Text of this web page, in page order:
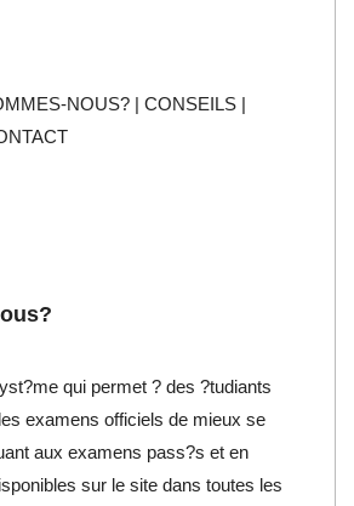
NOUS? |CONSEILS
qui permet ? des ?tudiants
examens officiels de mieux se
aux examens pass?s et en
sur le site dans toutes les